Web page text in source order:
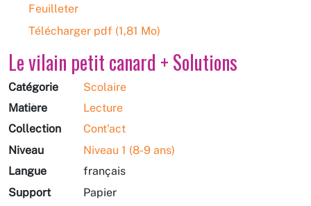
Feuilleter
Télécharger pdf (1,81 Mo)
Le vilain petit canard + Solutions
Catégorie
Scolaire
Matière
Lecture
Collection
Cont'act
Niveau
Niveau 1 (8-9 ans)
Langue
français
Support
Papier